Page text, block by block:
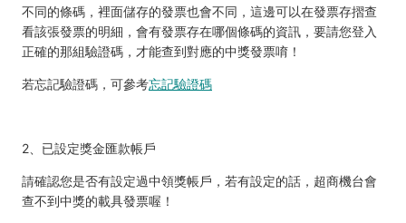
不同的條碼，裡面儲存的發票也會不同，這邊可以在發票存摺查
看該張發票的明細，會有發票存在哪個條碼的資訊，要請您登入
正確的那組驗證碼，才能查到對應的中獎發票唷 ！
若忘記驗證碼，可參考忘記驗證碼
2、已設定獎金匯款帳戶
請確認您是否有設定過中領獎帳戶，若有設定的話，超商機台會
查不到中獎的載具發票喔！